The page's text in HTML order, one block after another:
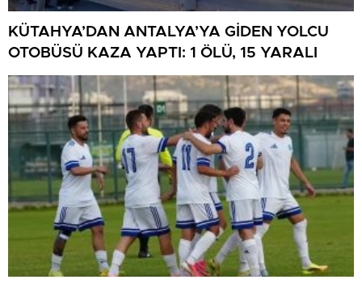
KÜTAHYA’DAN ANTALYA’YA GİDEN YOLCU
OTOBÜSÜ KAZA YAPTI: 1 ÖLÜ, 15 YARALI